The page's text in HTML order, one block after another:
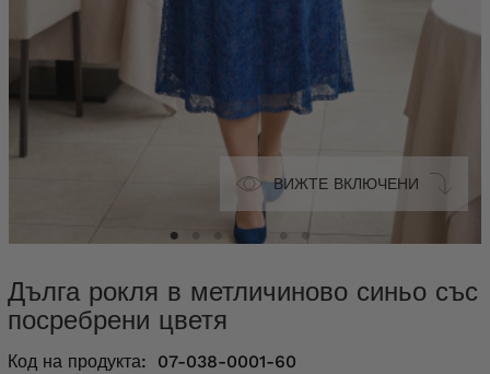
ВИЖТЕ ВКЛЮЧЕНИ
Дълга рокля в метличиново синьо със
посребрени цветя
Код на продукта: 07-038-0001-60